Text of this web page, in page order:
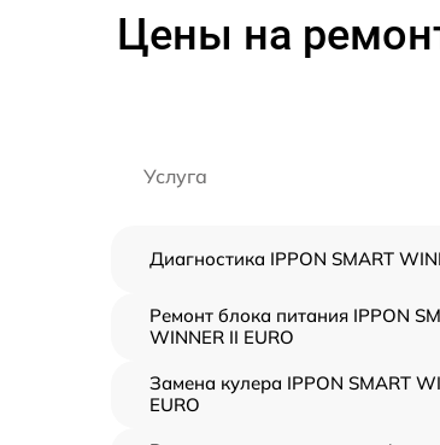
Цены на
Услуга
Диагностика IPPON SMART
Ремонт блока питания IPPON
WINNER II EURO
Замена кулера IPPON SMART
EURO